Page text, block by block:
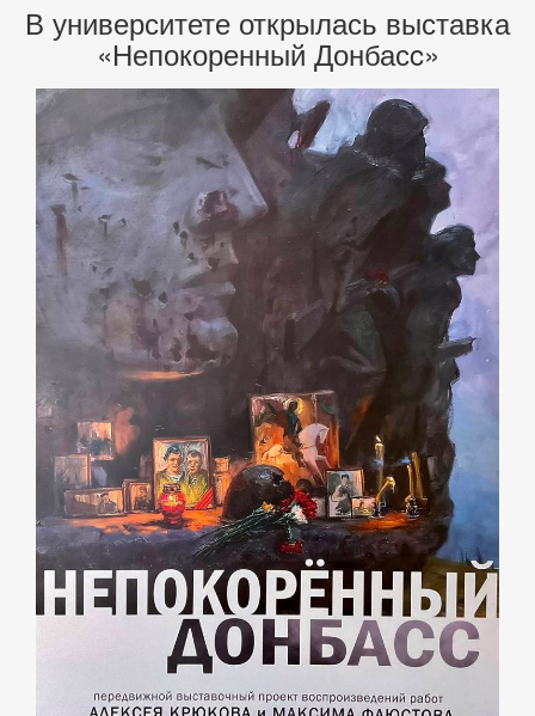
В университете открылась выставка
«Непокоренный Донбасc»